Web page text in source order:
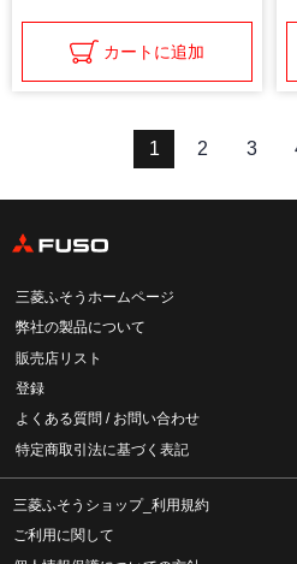
カートに追加
1 2 3
三菱ふそうホームページ
弊社の製品について
販売店リスト
登録
よくある質問 / お問い合わせ
特定商取引法に基づく表記
三菱ふそうショップ_利用規約
ご利用に関して